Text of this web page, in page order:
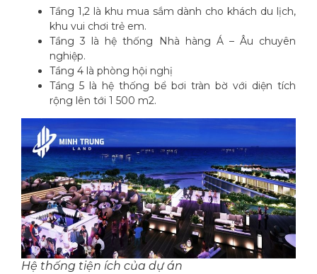
Tầng 1,2 là khu mua sắm dành cho khách du lịch,
khu vui chơi trẻ em.
Tầng 3 là hệ thống Nhà hàng Á – Âu chuyên
nghiệp.
Tầng 4 là phòng hội nghị
Tầng 5 là hệ thống bể bơi tràn bờ với diện tích
rộng lên tới 1 500 m2.
Hệ thống tiện ích của dự án